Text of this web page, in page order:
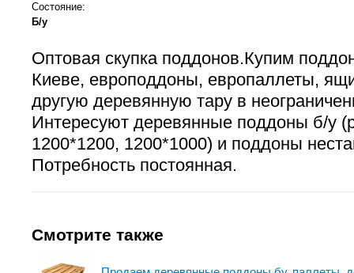
Состояние:
Б/у
Оптовая скупка поддонов.Купим
Киеве, европоддоны, европаллеты,
другую деревянную тару в
Интересуют деревянные поддоны б/у
1200*1200, 1200*1000) и поддоны
Потребность постоянная.
Смотрите также